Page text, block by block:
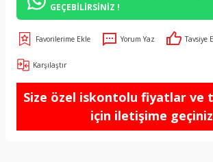
GEÇEBİLİRSİNİZ !
Yorum Yaz Tavsiye
Karşılaştır
Size özel iskontolu fiyatlar ve
için iletişime